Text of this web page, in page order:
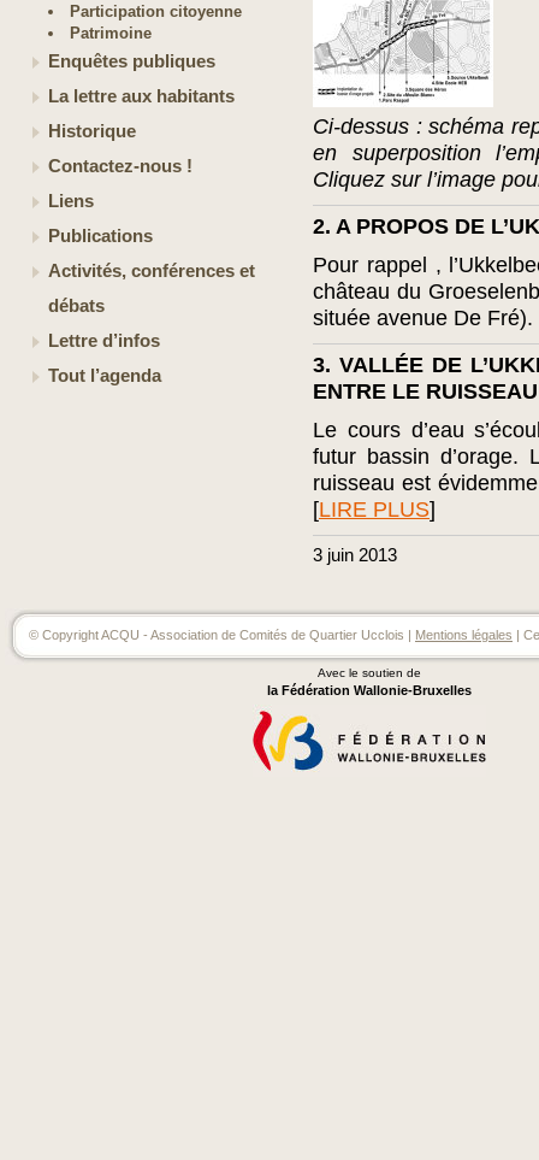
Participation citoyenne
Patrimoine
Enquêtes publiques
La lettre aux habitants
Historique
Contactez-nous !
Liens
Publications
Activités, conférences et
débats
Lettre d’infos
Tout l’agenda
Ci-dessus : schéma
en superposition
Cliquez sur l’image
2. A PROPOS DE
Pour rappel ,
château du
située avenue De Fré).
3. VALLÉE DE
ENTRE LE
Le cours d’eau
futur bassin d’orage.
ruisseau est
[LIRE PLUS]
3 juin 2013
© Copyright ACQU - Association de Comités de Quartier Ucclois | Mentions légales |
Avec le soutien de
la Fédération Wallonie-Bruxelles